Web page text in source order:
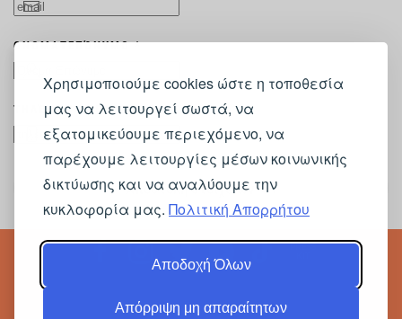
Χρησιμοποιούμε cookies ώστε η τοποθεσία
μας να λειτουργεί σωστά, να
εξατομικεύουμε περιεχόμενο, να
παρέχουμε λειτουργίες μέσων κοινωνικής
δικτύωσης και να αναλύουμε την
κυκλοφορία μας. Πολιτική Απορρήτου
Αποδοχή Όλων
Απόρριψη μη απαραίτητων
ΟΝΟΜΑΤΕΠΏΝΥΜΟ *
ΤΗΛΈΦΩΝΟ ΕΠΙΚΟΙΝΩΝΙΑΣ *
Αποστολή στοιχείων